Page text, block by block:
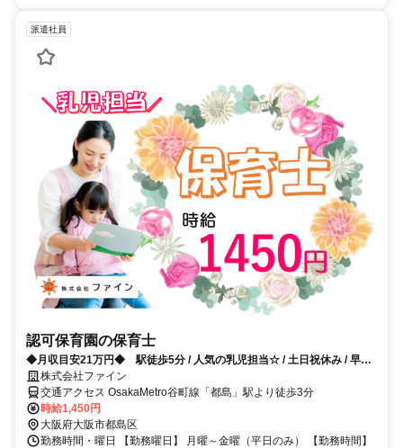
派遣社員
認可保育園の保育士
◆月収目安21万円◆ 駅徒歩5分 / 人気の乳児担当☆ / 土日祝休み / 早番
遅番なし！
株式会社ファイン
交通アクセス OsakaMetro谷町線「都島」駅より徒歩3分
時給1,450円
大阪府大阪市都島区
勤務時間・曜日 【勤務曜日】 月曜～金曜（平日のみ） 【勤務時間】